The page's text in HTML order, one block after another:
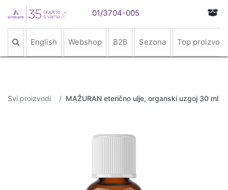
01/3704-005
English Webshop B2B Sezona Top proizvodi
Svi proizvodi MAŽURAN eterično ulje, organski uzgoj 30 ml